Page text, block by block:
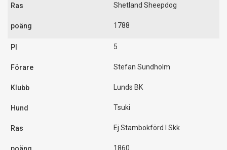
Shetland Sheepdog
1788
5
Stefan Sundholm
Lunds BK
Tsuki
Ej Stambokförd I Skk
1860